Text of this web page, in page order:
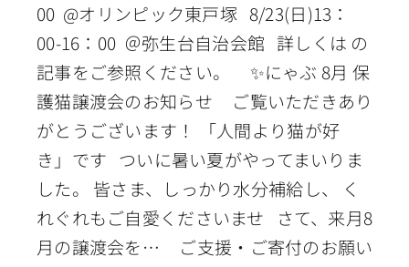
00 @オリンピック東戸塚 8/23(日)13：
00-16：00 ＠弥生台自治会館 詳しくは の
記事をご参照ください。 ✨にゃぶ 8月 保
護猫譲渡会のお知らせ ご覧いただきあり
がとうございます！ 「人間より猫が好
き」です ついに暑い夏がやってまいりま
した。 皆さま、しっかり水分補給し、 く
れぐれもご自愛くださいませ さて、来月8
月の譲渡会を… ご支援・ご寄付のお願い